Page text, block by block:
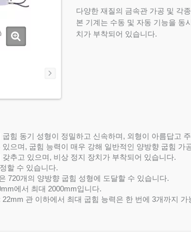
다양한 재질의 금속관 가공 및 각
본 기계는 수동 및 자동 기능을 동
치가 부착되어 있습니다.
힘 동기 성형이 정밀하고 신속하며, 외형이 아름답고
으며, 굽힘 능력이 매우 강해 일반적인 양방향 굽힘 가
추고 있으며, 비상 정지 장치가 부착되어 있습니다.
할 수 있습니다.
720개의 양방향 굽힘 성형에 도달할 수 있습니다.
에서 최대 2000mm입니다.
관 이하에서 최대 굽힘 능력은 한 번에 3개까지